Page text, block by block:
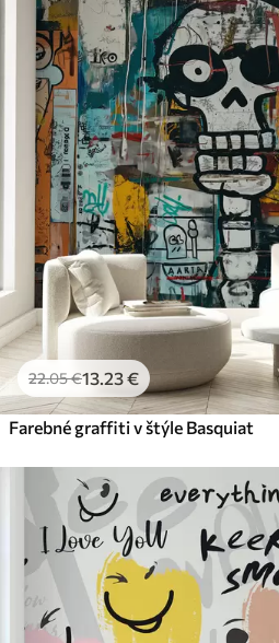
22.05€13.23€
Farebné graffiti v štýle Basquiat